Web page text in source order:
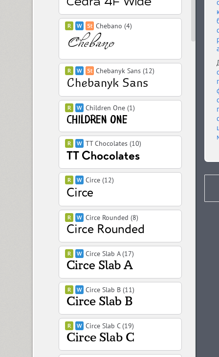
Chebano (4)
Chebanyk Sans (12)
Children One (1)
TT Chocolates (10)
Circe (12)
Circe Rounded (8)
Circe Slab A (17)
Circe Slab B (11)
Circe Slab C (19)